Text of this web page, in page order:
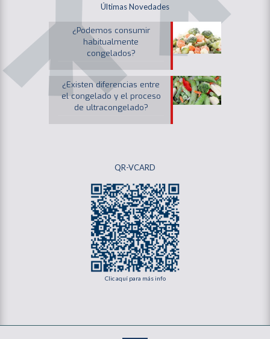
Últimas Novedades
¿Podemos consumir
habitualmente
congelados?
¿Existen diferencias entre
el congelado y el proceso
de ultracongelado?
QR-VCARD
Clic aquí para más info